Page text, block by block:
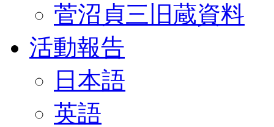
菅沼貞三旧蔵資料
活動報告
日本語
英語